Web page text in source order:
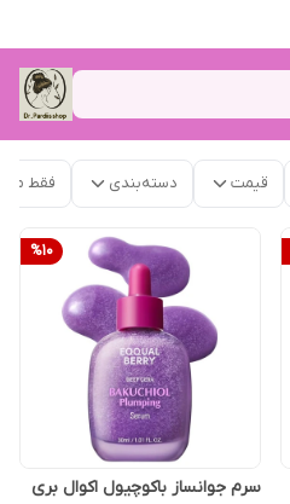
قیمت دسته‌بندی فقط
%10
سرم جوانساز باکوچیول اکوال بری